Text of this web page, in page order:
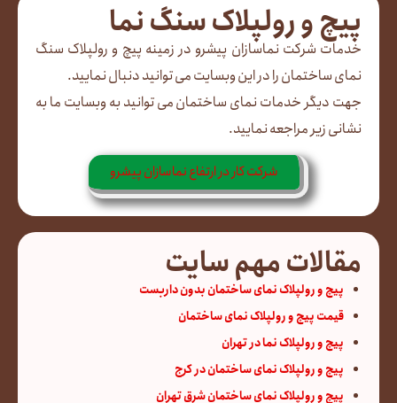
پیچ و رولپلاک سنگ نما
خدمات شرکت نماسازان پیشرو در زمینه پیچ و رولپلاک سنگ
نمای ساختمان را در این وبسایت می توانید دنبال نمایید.
جهت دیگر خدمات نمای ساختمان می توانید به وبسایت ما به
نشانی زیر مراجعه نمایید.
شرکت کار در ارتفاع نماسازان پیشرو
مقالات مهم سایت
پیچ و رولپلاک نمای ساختمان بدون داربست
قیمت پیچ و رولپلاک نمای ساختمان
پیچ و رولپلاک نما در تهران
پیچ و رولپلاک نمای ساختمان در کرج
پیچ و رولپلاک نمای ساختمان شرق تهران